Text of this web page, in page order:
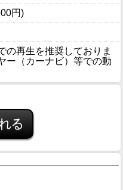
円)
の再生を推奨しておりま
ー（カーナビ）等での動